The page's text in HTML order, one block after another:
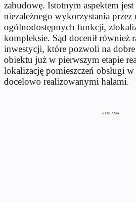
zabudowę. Istotnym aspektem
niezależnego wykorzystania przez
ogólnodostępnych funkcji,
kompleksie. Sąd docenił również
inwestycji, które pozwoli na
obiektu już w pierwszym etapie
lokalizację pomieszczeń obsługi
docelowo realizowanymi halami.
REKLAMA